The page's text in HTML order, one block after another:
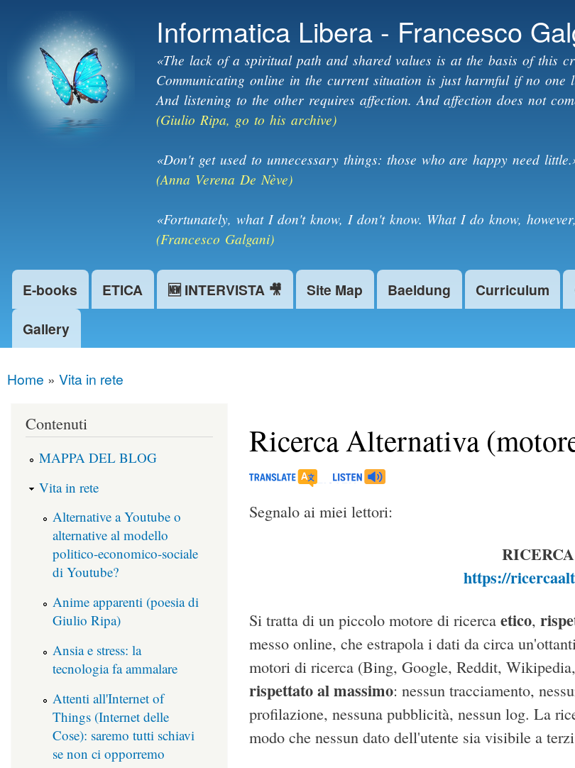
main
content
Informatica Libera - Francesco
«The lack of a spiritual path and shared values is at the basis of this
Communicating online in the current situation is just harmful if no one
And listening to the other requires affection. And affection does not
(Giulio Ripa, go to his archive)
«Don't get used to unnecessary things: those who are happy need
(Anna Verena De Nève)
«Fortunately, what I don't know, I don't know. What I do know,
(Francesco Galgani)
Main menu
E-books ETICA 🆕 INTERVISTA 🎥 Site Map Baeldung Curriculum
Gallery
You are here
Home » Vita in rete
Ricerca Alternativa
Segnalo ai miei lettori:
https://
Si tratta di un piccolo motore di ricerca etico,
messo online, che estrapola i dati da circa
motori di ricerca (Bing, Google, Reddit,
rispettato al massimo: nessun tracciamento,
profilazione, nessuna pubblicità, nessun log. La
modo che nessun dato dell'utente sia visibile a
Contenuti
MAPPA DEL BLOG
Vita in rete
Alternative a Youtube o
alternative al modello
politico-economico-sociale
di Youtube?
Anime apparenti (poesia di
Giulio Ripa)
Ansia e stress: la
tecnologia fa ammalare
Attenti all'Internet of
Things (Internet delle
Cose): saremo tutti schiavi
se non ci opporremo